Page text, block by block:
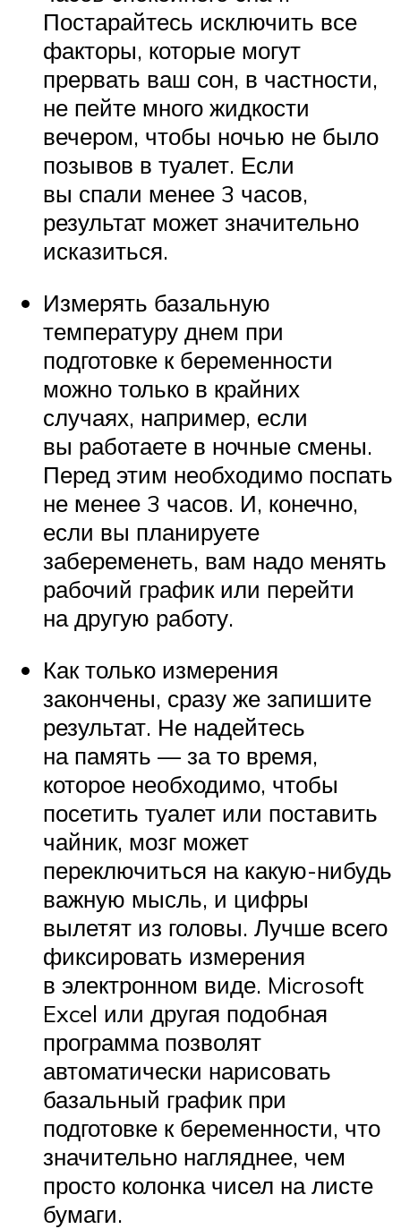
Постарайтесь исключить все
факторы, которые могут
прервать ваш сон, в частности,
не пейте много жидкости
вечером, чтобы ночью не было
позывов в туалет. Если
вы спали менее 3 часов,
результат может значительно
исказиться.
Измерять базальную
температуру днем при
подготовке к беременности
можно только в крайних
случаях, например, если
вы работаете в ночные смены.
Перед этим необходимо поспать
не менее 3 часов. И, конечно,
если вы планируете
забеременеть, вам надо менять
рабочий график или перейти
на другую работу.
Как только измерения
закончены, сразу же запишите
результат. Не надейтесь
на память — за то время,
которое необходимо, чтобы
посетить туалет или поставить
чайник, мозг может
переключиться на какую-нибудь
важную мысль, и цифры
вылетят из головы. Лучше всего
фиксировать измерения
в электронном виде. Microsoft
Excel или другая подобная
программа позволят
автоматически нарисовать
базальный график при
подготовке к беременности, что
значительно нагляднее, чем
просто колонка чисел на листе
бумаги.